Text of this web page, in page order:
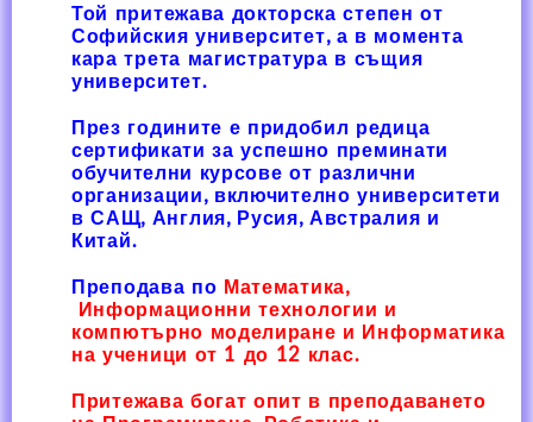
Той притежава докторска степен от
Софийския университет, а в момента
кара трета магистратура в същия
университет.
През годините е придобил редица
сертификати за успешно преминати
обучителни курсове от различни
организации, включително университети
в САЩ, Англия, Русия, Австралия и
Китай.
Преподава по Математика,
Информационни технологии и
компютърно моделиране и Информатика
на ученици от 1 до 12 клас.
Притежава богат опит в преподаването